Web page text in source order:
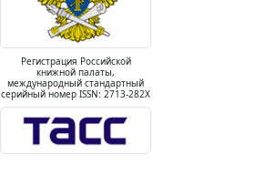
Регистрация Российской
книжной палаты,
международный стандартный
серийный номер ISSN: 2713-282X